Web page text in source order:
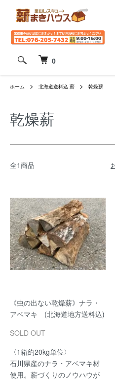
0
ホーム 北海道送料込 薪 乾燥薪
乾燥薪
全1商品
《虫の出ない乾燥薪》ナラ・
アベマキ (北海道地方送料込)
SOLD OUT
〈1箱約20kg単位〉
石川県産のナラ・アベマキ材
使用。薪づくりのノウハウが